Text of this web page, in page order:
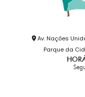
Av. Nações
Parque da